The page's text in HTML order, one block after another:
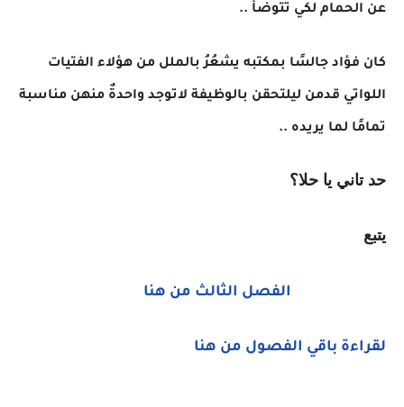
عن الحمام لكي تتوضأ ..
كان فؤاد جالسًا بمكتبه يشعُرُ بالملل من هؤلاء الفتيات
اللواتي قدمن ليلتحقن بالوظيفة لاتوجد واحدةٌ منهن مناسبة
تمامًا لما يريده ..
حد تاني يا حلا؟
يتبع
الفصل الثالث من هنا
لقراءة باقي الفصول من هنا